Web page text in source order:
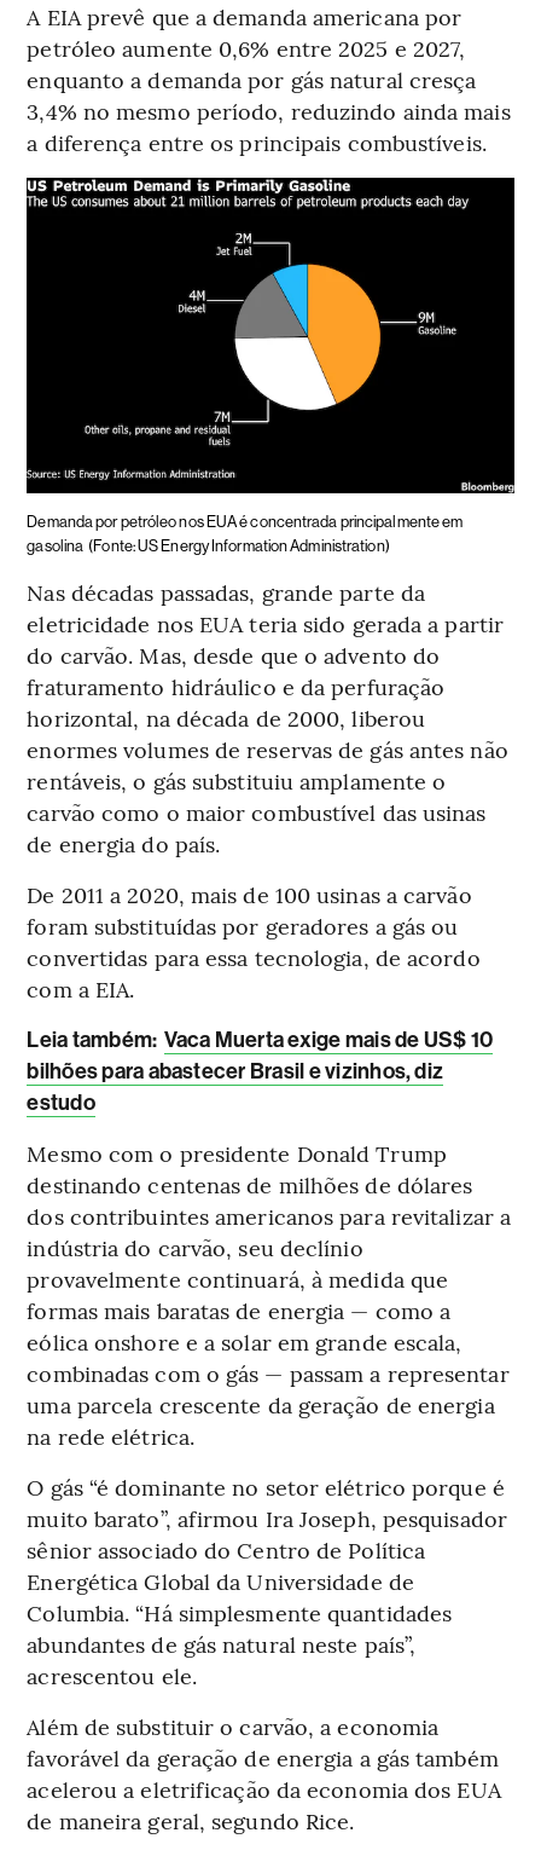
A EIA prevê que a demanda americana por
petróleo aumente 0,6% entre 2025 e 2027,
enquanto a demanda por gás natural cresça
3,4% no mesmo período, reduzindo ainda mais
a diferença entre os principais combustíveis.
Demanda por petróleo nos EUA é concentrada principalmente em
gasolina (Fonte: US Energy Information Administration)
Nas décadas passadas, grande parte da
eletricidade nos EUA teria sido gerada a partir
do carvão. Mas, desde que o advento do
fraturamento hidráulico e da perfuração
horizontal, na década de 2000, liberou
enormes volumes de reservas de gás antes não
rentáveis, o gás substituiu amplamente o
carvão como o maior combustível das usinas
de energia do país.
De 2011 a 2020, mais de 100 usinas a carvão
foram substituídas por geradores a gás ou
convertidas para essa tecnologia, de acordo
com a EIA.
Leia também: Vaca Muerta exige mais de US$ 10
bilhões para abastecer Brasil e vizinhos, diz
estudo
Mesmo com o presidente Donald Trump
destinando centenas de milhões de dólares
dos contribuintes americanos para revitalizar a
indústria do carvão, seu declínio
provavelmente continuará, à medida que
formas mais baratas de energia — como a
eólica onshore e a solar em grande escala,
combinadas com o gás — passam a representar
uma parcela crescente da geração de energia
na rede elétrica.
O gás “é dominante no setor elétrico porque é
muito barato”, afirmou Ira Joseph, pesquisador
sênior associado do Centro de Política
Energética Global da Universidade de
Columbia. “Há simplesmente quantidades
abundantes de gás natural neste país”,
acrescentou ele.
Além de substituir o carvão, a economia
favorável da geração de energia a gás também
acelerou a eletrificação da economia dos EUA
de maneira geral, segundo Rice.